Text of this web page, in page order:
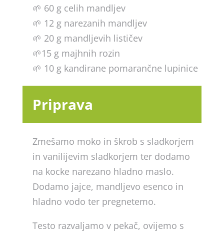
🌱 60 g celih mandljev
🌱 12 g narezanih mandljev
🌱 20 g mandljevih lističev
🌱15 g majhnih rozin
🌱 10 g kandirane pomarančne lupinice
Priprava
Zmešamo moko in škrob s sladkorjem
in vanilijevim sladkorjem ter dodamo
na kocke narezano hladno maslo.
Dodamo jajce, mandljevo esenco in
hladno vodo ter pregnetemo.
Testo razvaljamo v pekač, ovijemo s